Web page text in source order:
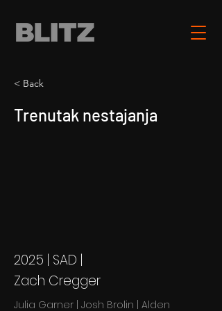
< Back
Trenutak nestajanja
2025 | SAD |
Zach Cregger
Julia Garner | Josh Brolin | Alden